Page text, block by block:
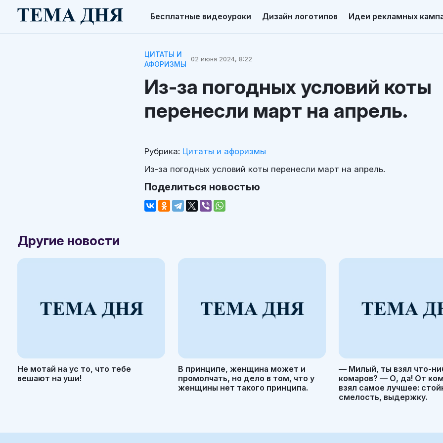
Бесплатные видеоуроки Дизайн логотипов Идеи рекламных
ЦИТАТЫ И
АФОРИЗМЫ
02 июня 2024, 8:22
Из-за погодных условий коты
перенесли март на апрель.
Рубрика: Цитаты и афоризмы
Из-за погодных условий коты перенесли март на апрель.
Поделиться новостью
Другие новости
Не мотай на ус то, что тебе
вешают на уши!
В принципе, женщина может и
промолчать, но дело в том, что у
женщины нет такого принципа.
— Милый, ты взял что-
комаров? — О, да! От
взял самое лучшее:
смелость, выдержку.